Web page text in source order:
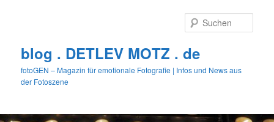
blog . DETLEV MOTZ . de
fotoGEN – Magazin für emotionale Fotografie | Infos und News aus
der Fotoszene